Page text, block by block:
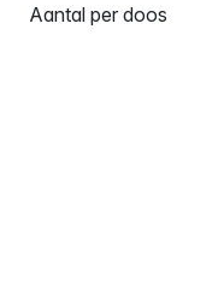
Aantal per doos